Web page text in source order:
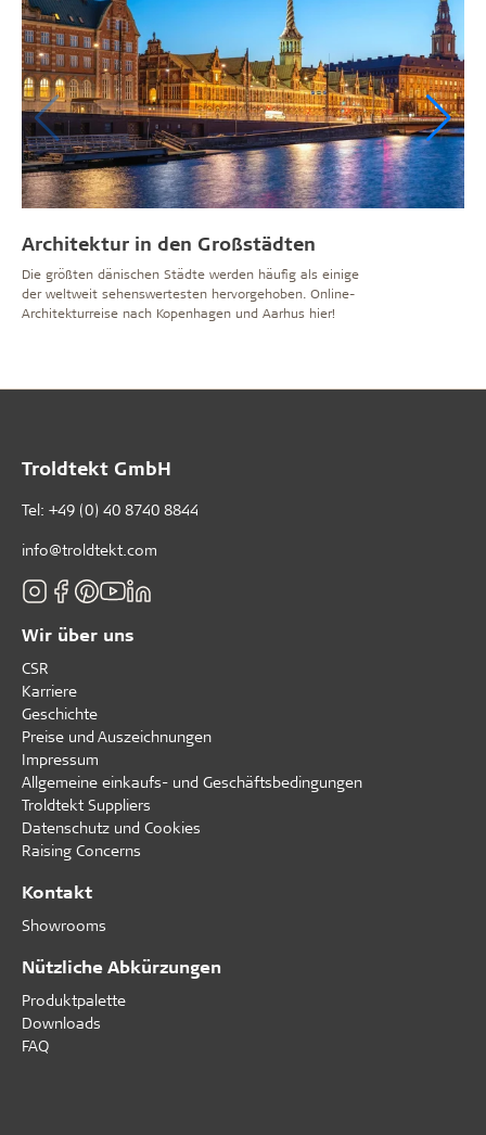
Architektur in den Großstädten
Die größten dänischen Städte werden häufig als einige
der weltweit sehenswertesten hervorgehoben. Online-
Architekturreise nach Kopenhagen und Aarhus hier!
Troldtekt GmbH
Tel: +49 (0) 40 8740 8844
info@troldtekt.com
Wir über uns
CSR
Karriere
Geschichte
Preise und Auszeichnungen
Impressum
Allgemeine einkaufs- und Geschäftsbedingungen
Troldtekt Suppliers
Datenschutz und Cookies
Raising Concerns
Kontakt
Showrooms
Nützliche Abkürzungen
Produktpalette
Downloads
FAQ